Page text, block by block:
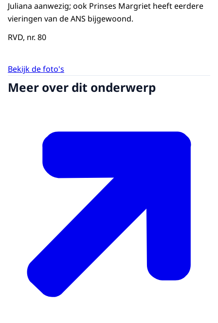
Juliana aanwezig; ook Prinses Margriet heeft eerdere
vieringen van de ANS bijgewoond.
RVD, nr. 80
Bekijk de foto's
Meer over dit onderwerp